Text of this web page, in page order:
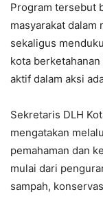
Program tersebut
masyarakat dalam
sekaligus
kota
aktif dalam aksi
Sekretaris DLH
mengatakan
pemahaman dan
mulai dari
sampah,